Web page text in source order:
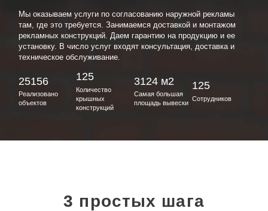
Мы оказываем услуги по согласованию наружной рекламы
там, где это требуется. Занимаемся доставкой и монтажом
рекламных конструкций. Даем гарантию на продукцию и ее
установку. В число услуг входят консультация, доставка и
техническое обслуживание.
25156
Реализовано
объектов
125
Количество
крышных
конструкций
3124 м2
Самая большая
площадь вывески
125
Сотрудников
3 простых шага